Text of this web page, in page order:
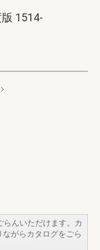
1514-
んいただけます。カ
がらカタログをごら